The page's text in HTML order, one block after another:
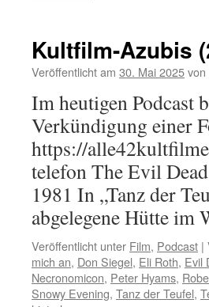
Kultfilm-Azubis
Veröffentlicht am 30. Mai 2025von
Im heutigen Podcast
Verkündigung einer
https://
telefon The Evil
1981 In „Tanz der
abgelegene Hütte im
Veröffentlicht unter Film, Podcast |
mich an, Don Siegel, Eli Roth, Evil
Necronomicon, Peter Hyams,
Snowy Evening, Tanz der Teufel,